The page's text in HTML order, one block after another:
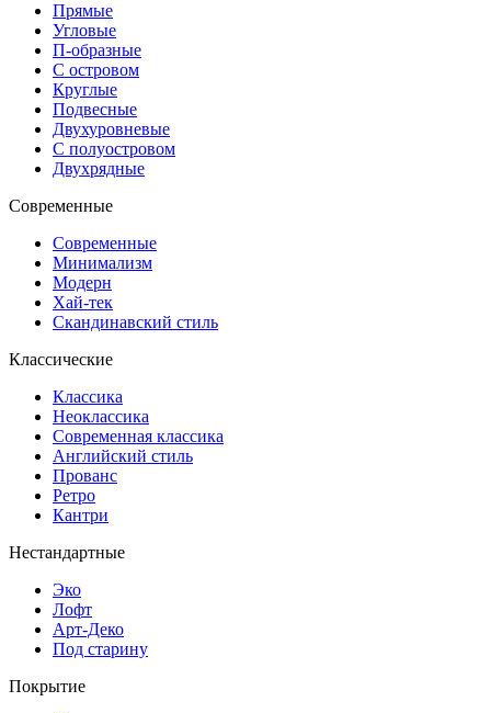
Прямые
Угловые
П-образные
С островом
Круглые
Подвесные
Двухуровневые
С полуостровом
Двухрядные
Современные
Современные
Минимализм
Модерн
Хай-тек
Скандинавский стиль
Классические
Классика
Неоклассика
Современная классика
Английский стиль
Прованс
Ретро
Кантри
Нестандартные
Эко
Лофт
Арт-Деко
Под старину
Покрытие